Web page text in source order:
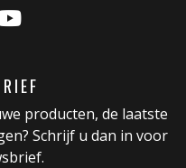
producten, de laatste
Schrijf u dan in voor